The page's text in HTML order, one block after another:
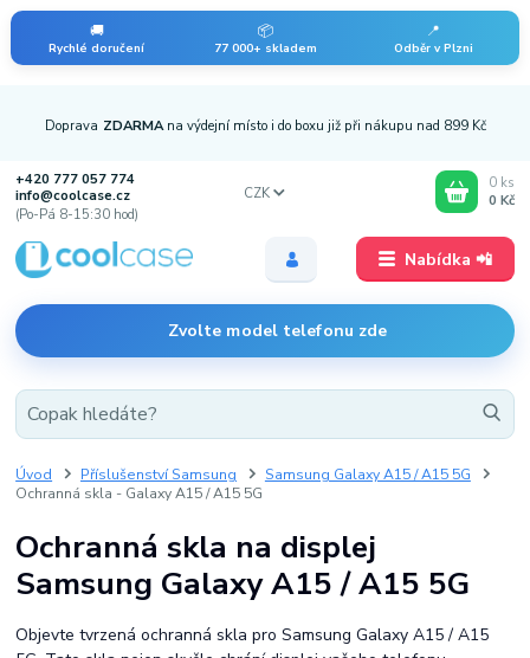
🚚
Rychlé doručení
📦
77 000+ skladem
📍
Odběr v Plzni
Nabídka 📲
Doprava ZDARMA na výdejní místo i do boxu již při nákupu nad 899 Kč
+420 777 057 774
info@coolcase.cz
(Po-Pá 8-15:30 hod)
Zvolte model telefonu zde
CZK
0 ks
0 Kč
Úvod Příslušenství Samsung
Samsung Galaxy A15 / A15 5G
Ochranná skla - Galaxy A15 / A15 5G
Ochranná skla na displej
Samsung Galaxy A15 / A15 5G
Objevte tvrzená ochranná skla pro Samsung Galaxy A15 / A15